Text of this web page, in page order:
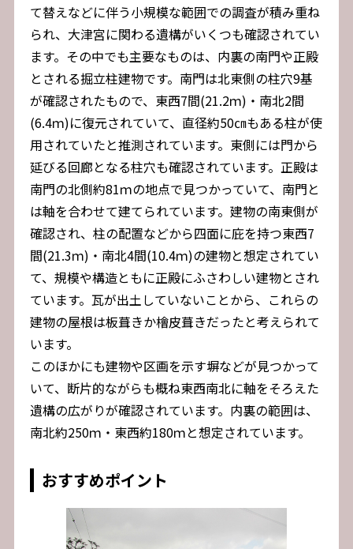
て替えなどに伴う小規模な範囲での調査が積み重ね
られ、大津宮に関わる遺構がいくつも確認されてい
ます。その中でも主要なものは、内裏の南門や正殿
とされる掘立柱建物です。南門は北東側の柱穴9基
が確認されたもので、東西7間(21.2ｍ)・南北2間
(6.4ｍ)に復元されていて、直径約50㎝もある柱が使
用されていたと推測されています。東側には門から
延びる回廊となる柱穴も確認されています。正殿は
南門の北側約81ｍの地点で見つかっていて、南門と
は軸を合わせて建てられています。建物の南東側が
確認され、柱の配置などから四面に庇を持つ東西7
間(21.3ｍ)・南北4間(10.4ｍ)の建物と想定されてい
て、規模や構造ともに正殿にふさわしい建物とされ
ています。瓦が出土していないことから、これらの
建物の屋根は板葺きか檜皮葺きだったと考えられて
います。
このほかにも建物や区画を示す塀などが見つかって
いて、断片的ながらも概ね東西南北に軸をそろえた
遺構の広がりが確認されています。内裏の範囲は、
南北約250ｍ・東西約180ｍと想定されています。
おすすめポイント